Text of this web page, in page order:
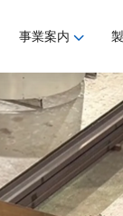
事業案内